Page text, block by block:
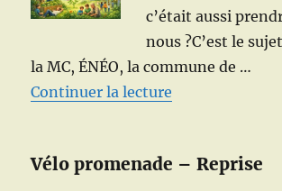
c’était aussi
nous ?C’est le
la MC, ÉNÉO, la commune de …
Continuer la lecture
Vélo promenade – Reprise